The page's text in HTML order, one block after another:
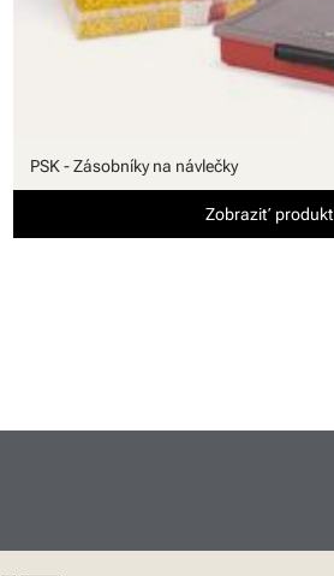
PSK - Zásobníky na návlečky
Zobraziť produkt